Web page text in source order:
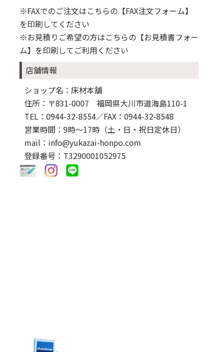
※FAXでのご注文はこちらの 【FAX注文フォーム】
を印刷してください
※お見積りご希望の方はこちらの 【お見積書フォー
ム】 を印刷してご利用ください
店舗情報
ショップ名：床材本舗
住所：〒831-0007 福岡県大川市道海島110-1
TEL：0944-32-8554／FAX：0944-32-8548
営業時間：9時～17時（土・日・祝日定休日）
mail：info@yukazai-honpo.com
登録番号：T3290001052975